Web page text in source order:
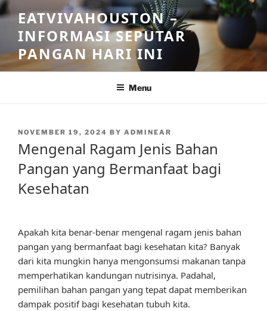
Skip
to
content
EATVIVAHOUSTON –
INFORMASI SEPUTAR
PANGAN HARI INI
Menu
POSTED
NOVEMBER 19, 2024 BY ADMINEAR
Mengenal Ragam Jenis Bahan
Pangan yang Bermanfaat bagi
Kesehatan
Apakah kita benar-benar mengenal ragam jenis bahan
pangan yang bermanfaat bagi kesehatan kita? Banyak
dari kita mungkin hanya mengonsumsi makanan tanpa
memperhatikan kandungan nutrisinya. Padahal,
pemilihan bahan pangan yang tepat dapat memberikan
dampak positif bagi kesehatan tubuh kita.